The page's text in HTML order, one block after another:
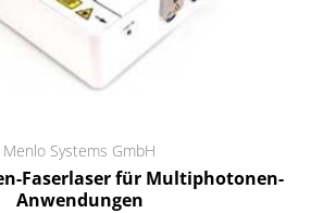
Menlo Systems GmbH
Faserlaser für Multiphotonen-
Anwendungen